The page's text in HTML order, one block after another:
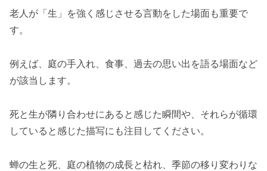
老人が「生」を強く感じさせる言動をした場面も重要で
す。
例えば、庭の手入れ、食事、過去の思い出を語る場面など
が該当します。
死と生が隣り合わせにあると感じた瞬間や、それらが循環
していると感じた描写にも注目してください。
蝉の生と死、庭の植物の成長と枯れ、季節の移り変わりな